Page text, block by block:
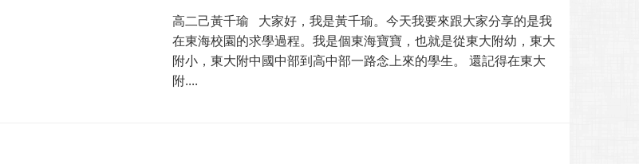
高二己黃千瑜 大家好，我是黃千瑜。今天我要來跟大家分享的是我
在東海校園的求學過程。我是個東海寶寶，也就是從東大附幼，東大
附小，東大附中國中部到高中部一路念上來的學生。 還記得在東大
附....